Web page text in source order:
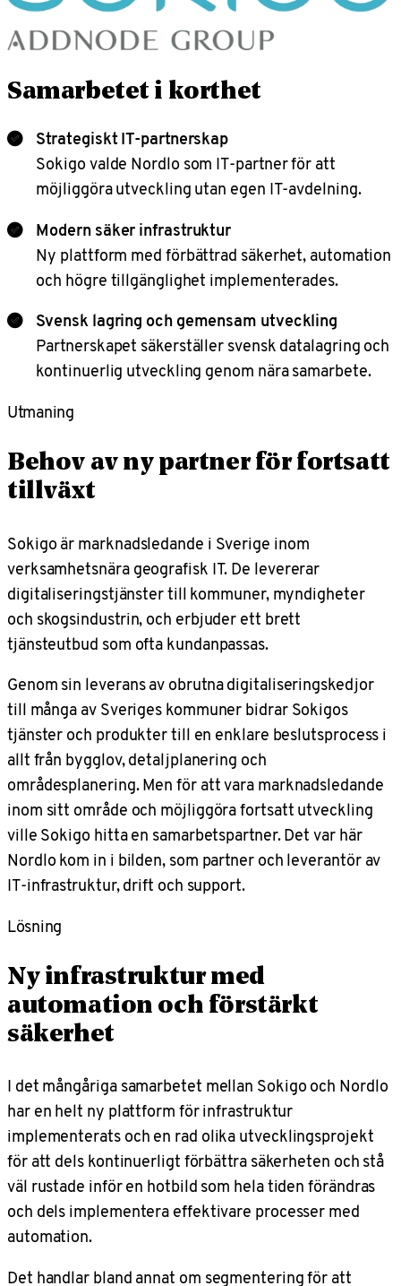
Samarbetet i korthet
Strategiskt IT-partnerskap
Sokigo valde Nordlo som IT-partner för att
möjliggöra utveckling utan egen IT-avdelning.
Modern säker infrastruktur
Ny plattform med förbättrad säkerhet, automation
och högre tillgänglighet implementerades.
Svensk lagring och gemensam utveckling
Partnerskapet säkerställer svensk datalagring och
kontinuerlig utveckling genom nära samarbete.
Utmaning
Behov av ny partner för fortsatt
tillväxt
Sokigo är marknadsledande i Sverige inom
verksamhetsnära geografisk IT. De levererar
digitaliseringstjänster till kommuner, myndigheter
och skogsindustrin, och erbjuder ett brett
tjänsteutbud som ofta kundanpassas.
Genom sin leverans av obrutna digitaliseringskedjor
till många av Sveriges kommuner bidrar Sokigos
tjänster och produkter till en enklare beslutsprocess i
allt från bygglov, detaljplanering och
områdesplanering. Men för att vara marknadsledande
inom sitt område och möjliggöra fortsatt utveckling
ville Sokigo hitta en samarbetspartner. Det var här
Nordlo kom in i bilden, som partner och leverantör av
IT-infrastruktur, drift och support.
Lösning
Ny infrastruktur med
automation och förstärkt
säkerhet
I det mångåriga samarbetet mellan Sokigo och Nordlo
har en helt ny plattform för infrastruktur
implementerats och en rad olika utvecklingsprojekt
för att dels kontinuerligt förbättra säkerheten och stå
väl rustade inför en hotbild som hela tiden förändras
och dels implementera effektivare processer med
automation.
Det handlar bland annat om segmentering för att